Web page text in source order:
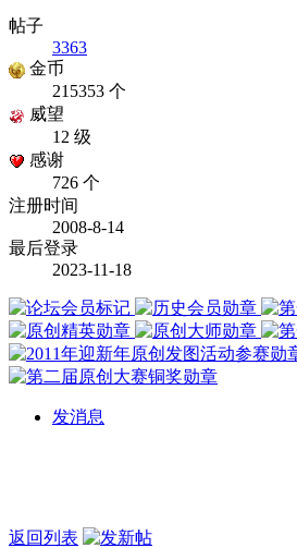
帖子
3363
金币
215353 个
威望
12 级
感谢
726 个
注册时间
2008-8-14
最后登录
2023-11-18
发消息
返回列表